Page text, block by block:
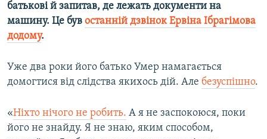
Усі сайти RFE/RL
батькові й запитав, де лежать документи на
машину. Це був останній дзвінок Ервіна Ібрагімова
додому.
Уже два роки його батько Умер намагається
домогтися від слідства якихось дій. Але безуспішно.
«Ніхто нічого не робить. А я не заспокоюся, поки
його не знайду. Я не знаю, яким способом,